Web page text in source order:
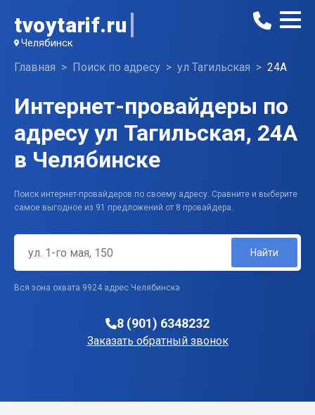
tvoytarif.ru
Челябинск
Главная Поиск по адресу ул Тагильская 24А
Интернет-провайдеры по
адресу ул Тагильская, 24А
в Челябинске
Поиск интернет-провайдеров по своему адресу. Сравните и выберите
самое выгодное из 91 предложений от 8 провайдера.
Найти
Вся зона охвата 9924 адрес Челябинска
8 (901) 6348232
Заказать обратный звонок